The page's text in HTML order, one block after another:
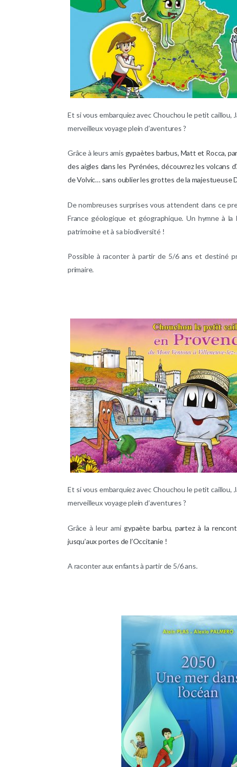
Et si vous embarquiez avec Chouchou le petit caillou,
merveilleux voyage plein d’aventures ?
Grâce à leurs amis gypaètes barbus, Matt et Rocca,
des aigles dans les Pyrénées, découvrez les volcans
de Volvic… sans oublier les grottes de la majestueuse
De nombreuses surprises vous attendent dans ce
France géologique et géographique. Un hymne à la
patrimoine et à sa biodiversité !
Possible à raconter à partir de 5/6 ans et destiné
primaire.
Et si vous embarquiez avec Chouchou le petit caillou,
merveilleux voyage plein d’aventures ?
Grâce à leur amigypaète barbu, partez à la
jusqu’aux portes de l’Occitanie !
A raconter aux enfants à partir de 5/6 ans.